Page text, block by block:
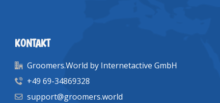
KONTAKT
Groomers.World by Internetactive GmbH
+49 69-34869328
support@groomers.world